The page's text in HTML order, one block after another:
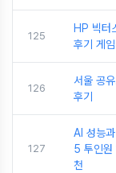
125
HP 빅
후기 게
126
서울 공
후기
127
AI 성능
5 투인
천